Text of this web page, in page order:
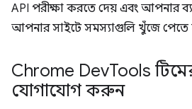
API পরীক্ষা করতে দেয় এবং আপনার
আপনার সাইটে সমস্যাগুলি খুঁজে পেতে
Chrome DevTools
যোগাযোগ করুন